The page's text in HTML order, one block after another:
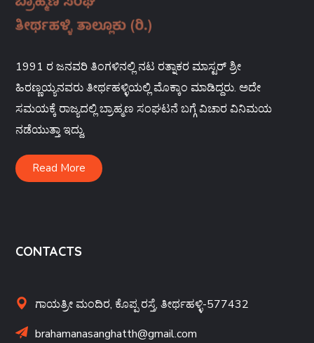
1991 ರ ಜನವರಿ ತಿಂಗಳಿನಲ್ಲಿ ನಟ ರತ್ನಾಕರ ಮಾಸ್ಟರ್ ಶ್ರೀ
ಹಿರಣ್ಣಯ್ಯನವರು ತೀರ್ಥಹಳ್ಳಿಯಲ್ಲಿ ಮೊಕ್ಕಾಂ ಮಾಡಿದ್ದರು. ಅದೇ
ಸಮಯಕ್ಕೆ ರಾಜ್ಯದಲ್ಲಿ ಬ್ರಾಹ್ಮಣ ಸಂಘಟನೆ ಬಗ್ಗೆ ವಿಚಾರ ವಿನಿಮಯ
ನಡೆಯುತ್ತಾ ಇದ್ದು,
Read More
CONTACTS
ಗಾಯತ್ರೀ ಮಂದಿರ, ಕೊಪ್ಪ ರಸ್ತೆ, ತೀರ್ಥಹಳ್ಳಿ-577432
brahamanasanghatth@gmail.com